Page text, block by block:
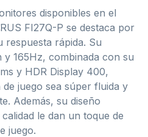
disponibles en el
FI27Q-P se destaca por
respuesta rápida. Su
y 165Hz, combinada con su
y HDR Display 400,
juego sea súper fluida y
Además, su diseño
le dan un toque de
juego.